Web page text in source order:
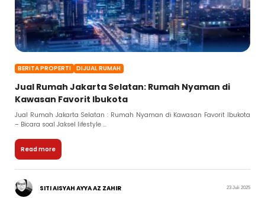
BERITA PROPERTI DIJUAL RUMAH
Jual Rumah Jakarta Selatan: Rumah Nyaman di
Kawasan Favorit Ibukota
Jual Rumah Jakarta Selatan : Rumah Nyaman di Kawasan Favorit Ibukota
– Bicara soal Jaksel lifestyle ...
Read more
SITI AISYAH AYYA AZ ZAHIR 23 Juli 2025